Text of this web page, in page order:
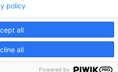
per
all
all
policy
Powered by